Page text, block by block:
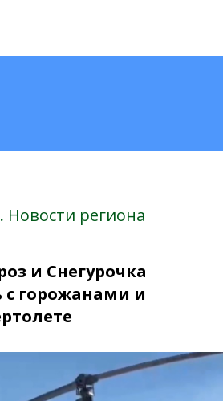
Новости региона
и Снегурочка
горожанами и